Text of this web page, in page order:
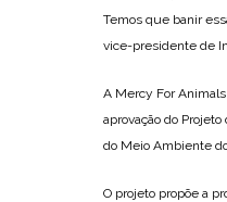
Temos que banir
vice-presidente de
A Mercy For
aprovação do
do Meio Ambiente
O projeto propõe a